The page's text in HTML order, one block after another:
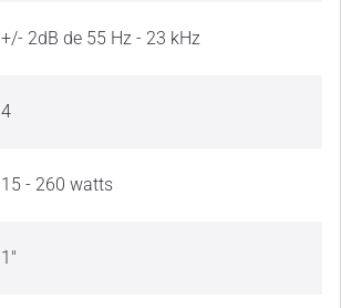
+/- 2dB de 55 Hz - 23 kHz
4
15 - 260 watts
1"